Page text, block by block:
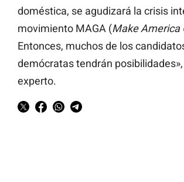
doméstica, se agudizará la crisis
movimiento MAGA (Make America
Entonces, muchos de los
demócratas tendrán
experto.